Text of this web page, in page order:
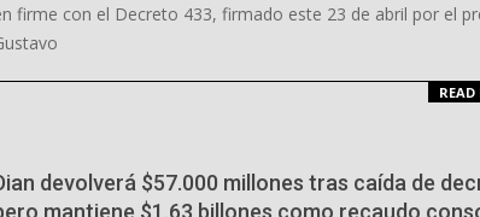
firme con el Decreto 433, firmado este 23 de abril por el
devolverá $57.000 millones tras caída de
mantiene $1,63 billones como recaudo